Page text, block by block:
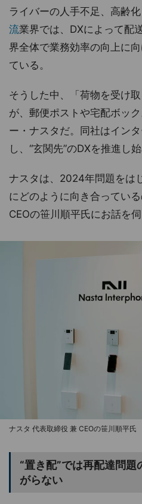
ライバーの人手不足、高齢
流業界では、DXによって配
界全体で業務効率の向上に
ている。
そうした中、「荷物を受け
が、郵便ポストや宅配ボッ
ー・ナスタだ。同社はイン
し、“玄関先”のDXを推進し始
ナスタは、2024年問題をは
にどのように向き合ってい
CEOの笹川順平氏にお話を伺
ナスタ 代表取締役 兼 CEOの笹川順平氏
“置き配”では再配達問
がらない